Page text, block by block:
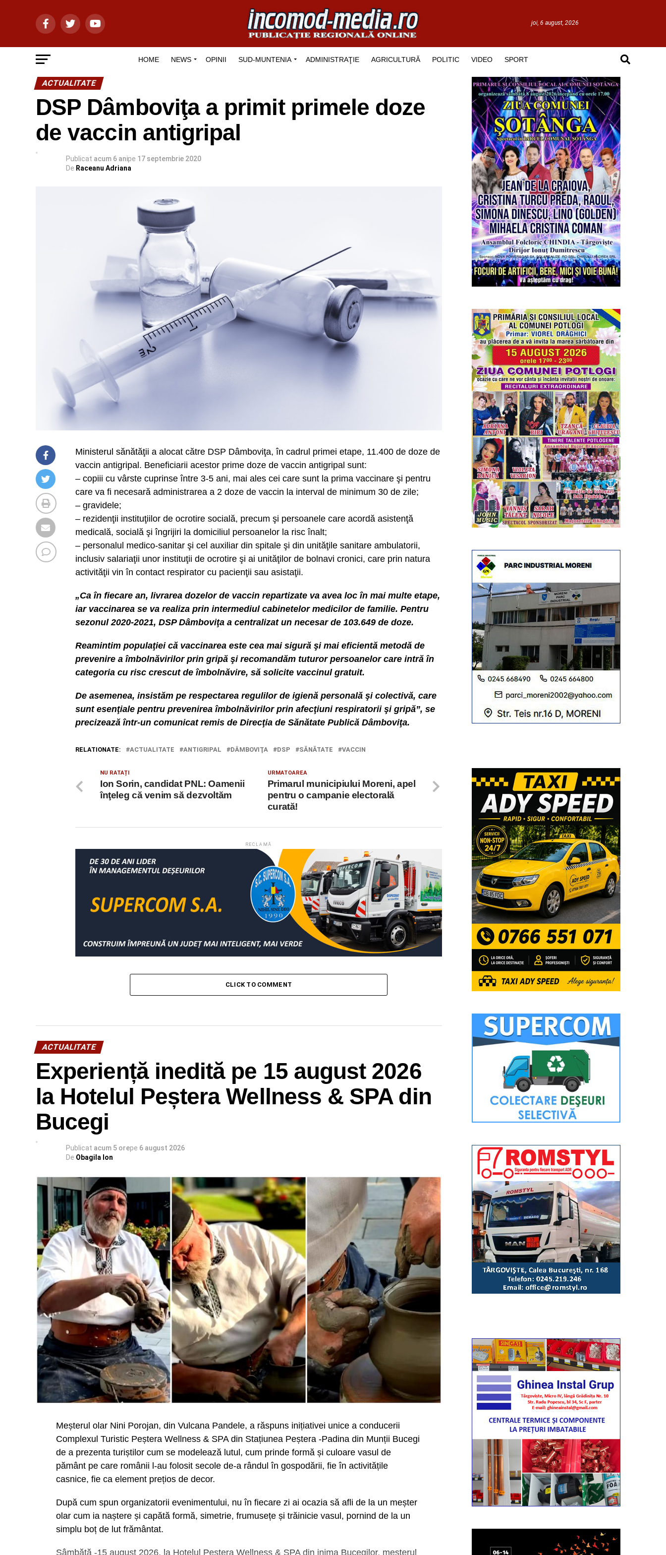
joi, 6 august, 2026
HOME NEWS OPINII SUD-MUNTENIA ADMINISTRAŢIE AGRICULTURĂ POLITIC VIDEO SPORT
ACTUALITATE
DSP Dâmboviţa a primit primele doze
de vaccin antigripal
Publicat acum 6 anipe 17 septembrie 2020
De Raceanu Adriana
Ministerul sănătăţii a alocat către DSP Dâmboviţa, în cadrul primei etape, 11.400 de doze de
vaccin antigripal. Beneficiarii acestor prime doze de vaccin antigripal sunt:
– copiii cu vârste cuprinse între 3-5 ani, mai ales cei care sunt la prima vaccinare şi pentru
care va fi necesară administrarea a 2 doze de vaccin la interval de minimum 30 de zile;
– gravidele;
– rezidenţii instituţiilor de ocrotire socială, precum şi persoanele care acordă asistenţă
medicală, socială şi îngrijiri la domiciliul persoanelor la risc înalt;
– personalul medico-sanitar şi cel auxiliar din spitale şi din unităţile sanitare ambulatorii,
inclusiv salariaţii unor instituţii de ocrotire şi ai unităţilor de bolnavi cronici, care prin natura
activităţii vin în contact respirator cu pacienţii sau asistaţii.
„Ca în fiecare an, livrarea dozelor de vaccin repartizate va avea loc în mai multe etape,
iar vaccinarea se va realiza prin intermediul cabinetelor medicilor de familie. Pentru
sezonul 2020-2021, DSP Dâmboviţa a centralizat un necesar de 103.649 de doze.
Reamintim populaţiei că vaccinarea este cea mai sigură şi mai eficientă metodă de
prevenire a îmbolnăvirilor prin gripă şi recomandăm tuturor persoanelor care intră în
categoria cu risc crescut de îmbolnăvire, să solicite vaccinul gratuit.
De asemenea, insistăm pe respectarea regulilor de igienă personală şi colectivă, care
sunt esenţiale pentru prevenirea îmbolnăvirilor prin afecţiuni respiratorii şi gripă”, se
precizează într-un comunicat remis de Direcţia de Sănătate Publică Dâmboviţa.
RELATIONATE: ACTUALITATE ANTIGRIPAL DÂMBOVIŢA DSP SĂNĂTATE VACCIN
URMATOAREA
Primarul municipiului Moreni, apel
pentru o campanie electorală
curată!
NU RATAȚI
Ion Sorin, candidat PNL: Oamenii
înţeleg că venim să dezvoltăm
RECLAMĂ
CLICK TO COMMENT
ACTUALITATE
Experiență inedită pe 15 august 2026
la Hotelul Peștera Wellness & SPA din
Bucegi
Publicat acum 5 orepe 6 august 2026
De Obagila Ion
Meșterul olar Nini Porojan, din Vulcana Pandele, a răspuns inițiativei unice a conducerii
Complexul Turistic Peștera Wellness & SPA din Stațiunea Peștera -Padina din Munții Bucegi
de a prezenta turiștilor cum se modelează lutul, cum prinde formă și culoare vasul de
pământ pe care românii l-au folosit secole de-a rândul în gospodării, fie în activitățile
casnice, fie ca element prețios de decor.
După cum spun organizatorii evenimentului, nu în fiecare zi ai ocazia să afli de la un meșter
olar cum ia naștere și capătă formă, simetrie, frumusețe și trăinicie vasul, pornind de la un
simplu boț de lut frământat.
Sâmbătă -15 august 2026, la Hotelul Peștera Wellness & SPA din inima Bucegilor, meșterul